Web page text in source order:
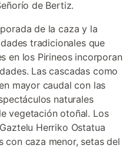
de Bertiz.
de la caza y la
tradicionales que
en los Pirineos incorporan
Las cascadas como
mayor caudal con las
naturales
vegetación otoñal. Los
Herriko Ostatua
con caza menor, setas del